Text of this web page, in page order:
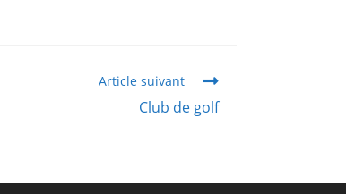
Article suivant
Club de golf